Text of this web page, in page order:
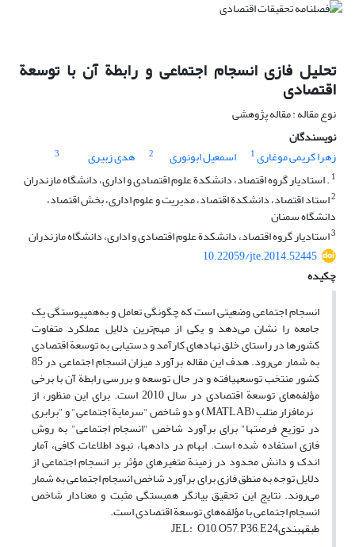
تحلیل فازی انسجام اجتماعی و رابطة آن با توسعة
اقتصادی
نوع مقاله : مقاله پژوهشی
نویسندگان
زهرا کریمی موغاری1 اسمعیل ابونوری 2 هدی زبیری
3
1 . استادیار گروه اقتصاد، دانشکدة علوم اقتصادی و اداری، دانشگاه مازندران
2استاد اقتصاد، دانشکدة اقتصاد، مدیریت و علوم اداری، بخش اقتصاد،
دانشگاه سمنان
3استادیار گروه اقتصاد، دانشکدة علوم اقتصادی و اداری، دانشگاه مازندران
10.22059/jte.2014.52445
چکیده
انسجام اجتماعی وضعیتی است که چگونگی تعامل و به‌هم­پیوستگی یک
جامعه را نشان می‌دهد و یکی از مهم‌ترین دلایل عملکرد متفاوت
کشورها در راستای خلق نهادهای کارآمد و دستیابی به توسعة اقتصادی
به شمار می‌رود. هدف این مقاله برآورد میزان انسجام اجتماعی در 85
کشور منتخب توسعه­یافته و در حال توسعه و بررسی رابطة آن با برخی
مؤلفه‌های توسعة اقتصادی در سال 2010 است. برای این منظور، از
نرم­افزار متلب (MATLAB) و دو شاخص "سرمایة اجتماعی" و "برابری
در توزیع فرصت­ها" برای برآورد شاخص "انسجام اجتماعی" به روش
فازی استفاده شده است. ابهام در داده­ها، نبود اطلاعات کافی، آمار
اندک و دانش محدود در زمینة متغیرهای مؤثر بر انسجام اجتماعی از
دلایل توجه به منطق فازی برای برآورد شاخص انسجام اجتماعی به شمار
می‌روند. نتایج این تحقیق بیانگر همبستگی مثبت و معنادار شاخص
انسجام اجتماعی با مؤلفه‌های توسعة اقتصادی است.
طبقه­بندیJEL: O10, O57, P36, E24